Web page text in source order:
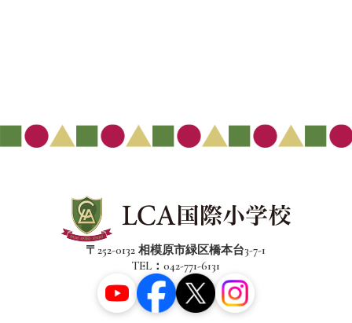
〒252-0132 相模原市緑区橋本台3-7-1
TEL：042-771-6131